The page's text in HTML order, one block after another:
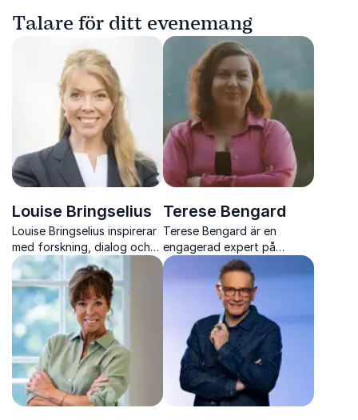
Talare för ditt evenemang
Louise Bringselius
Louise Bringselius inspirerar
med forskning, dialog och
konkreta verktyg för tillit,
ledarskap och starkare
organisationskultur.
Terese Bengard
Terese Bengard är en
engagerad expert på
landsbygd, platsutveckling
och samhällsfrågor med
bred erfarenhet från politik,
media och organisationer.